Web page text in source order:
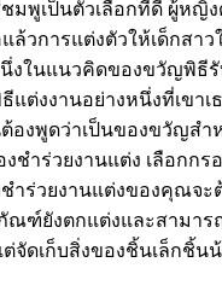
พูเป็นตัวเลือกที่ดี ผู้หญิ
วการแต่งตัวให้เด็กสา
งในแนวคิดของขวัญพิ
ต่งงานอย่างหนึ่งที่เขา
องพูดว่าเป็นของขวัญส
ำร่วยงานแต่ง เลือกกร
ำร่วยงานแต่งของคุณจ
ฑ์ยังตกแต่งและสามาร
จัดเก็บสิ่งของชิ้นเล็กชิ้น